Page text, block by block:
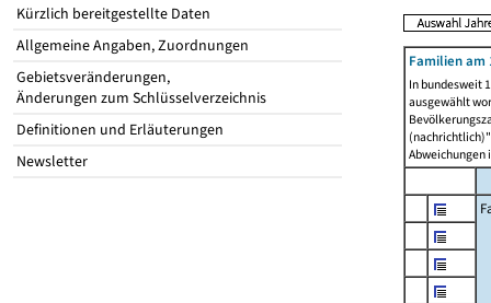
Kürzlich bereitgestellte Daten
Allgemeine Angaben, Zuordnungen
Gebietsveränderungen,
Änderungen zum Schlüsselverzeichnis
Definitionen und Erläuterungen
Newsletter
Familien am
In bundesweit
ausgewählt
Abweichungen